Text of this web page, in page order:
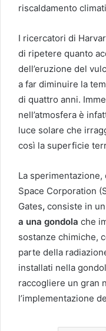
riscaldamento
I ricercatori di
di ripetere quanto
dell’eruzione del
a far diminuire la
di quattro anni.
nell’atmosfera è
luce solare che
così la superficie
La
Space Corporation
Gates, consiste in un
a una gondola che
sostanze chimiche,
parte della
installati nella
raccogliere un gran
l’implementazione